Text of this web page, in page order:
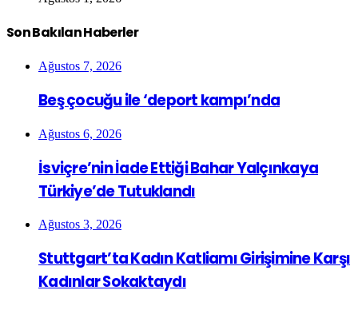
Son Bakılan Haberler
Ağustos 7, 2026
Beş çocuğu ile ‘deport kampı’nda
Ağustos 6, 2026
İsviçre’nin İade Ettiği Bahar Yalçınkaya
Türkiye’de Tutuklandı
Ağustos 3, 2026
Stuttgart’ta Kadın Katliamı Girişimine Karşı
Kadınlar Sokaktaydı